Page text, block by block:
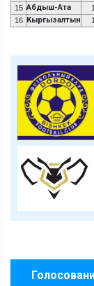
15 Абдыш-Ата
16 Кыргызалтын